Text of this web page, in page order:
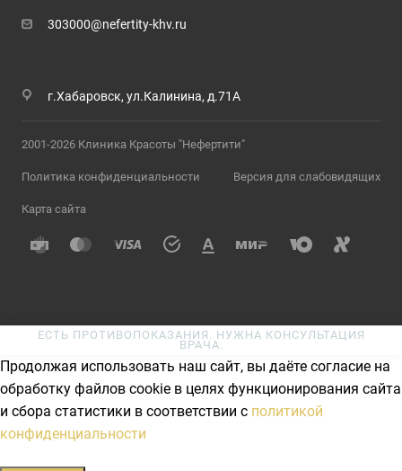
303000@nefertity-khv.ru
г.Хабаровск, ул.Калинина, д.71А
2001-2026 Клиника Красоты "Нефертити"
Политика конфиденциальности Версия для слабовидящих
Карта сайта
ЕСТЬ ПРОТИВОПОКАЗАНИЯ. НУЖНА КОНСУЛЬТАЦИЯ
ВРАЧА.
Продолжая использовать наш сайт, вы даёте согласие на
обработку файлов cookie в целях функционирования сайта
и сбора статистики в соответствии с политикой
конфиденциальности